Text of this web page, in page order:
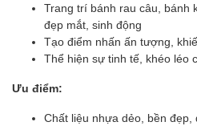
Trang trí bánh rau câu, bánh
đẹp mắt, sinh động
Tạo điểm nhấn ấn tượng,
Thể hiện sự tinh tế, khéo léo
Ưu điểm:
Chất liệu nhựa dẻo, bền đẹp,